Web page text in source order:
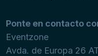
Ponte en contacto
Eventzone
Avda. de Europa 26